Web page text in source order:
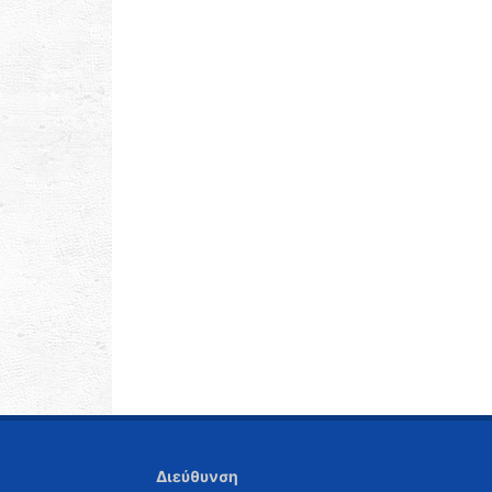
Διεύθυνση